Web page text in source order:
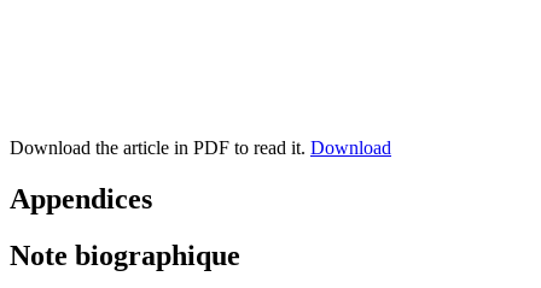
Download the article in PDF to read it. Download
Appendices
Note biographique